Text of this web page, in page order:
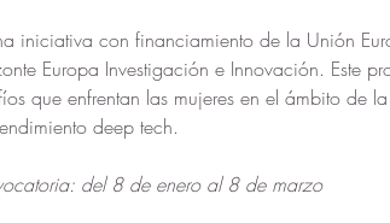
iniciativa con financiamiento de la Unión
Europa Investigación e Innovación. Este
que enfrentan las mujeres en el ámbito de
deep tech.
del 8 de enero al 8 de marzo